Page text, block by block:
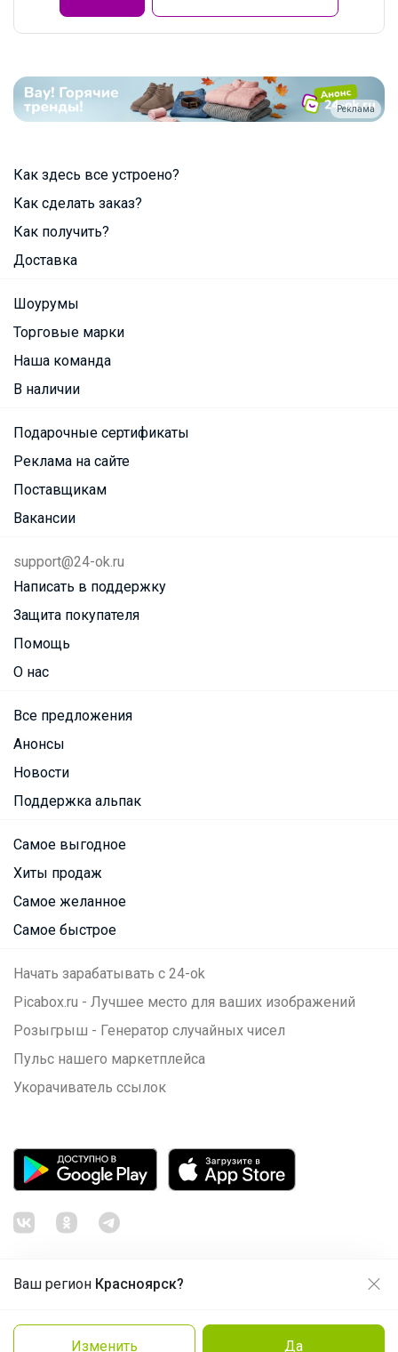
Ваш регион Красноярск?
Изменить Да
Реклама
Как здесь все устроено?
Как сделать заказ?
Как получить?
Доставка
Шоурумы
Торговые марки
Наша команда
В наличии
Подарочные сертификаты
Реклама на сайте
Поставщикам
Вакансии
support@24-ok.ru
Написать в поддержку
Защита покупателя
Помощь
О нас
Все предложения
Анонсы
Новости
Поддержка альпак
Самое выгодное
Хиты продаж
Самое желанное
Самое быстрое
Начать зарабатывать с 24-ok
Picabox.ru - Лучшее место для ваших изображений
Розыгрыш - Генератор случайных чисел
Пульс нашего маркетплейса
Укорачиватель ссылок
Политика конфиденциальности
Продолжая использовать этот сайт и нажимая кнопку